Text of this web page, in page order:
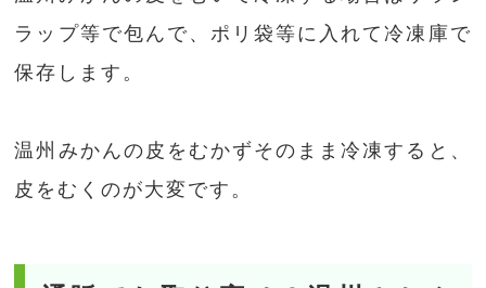
ラップ等で包んで、ポリ袋等に入れて冷凍庫で
保存します。
温州みかんの皮をむかずそのまま冷凍すると、
皮をむくのが大変です。